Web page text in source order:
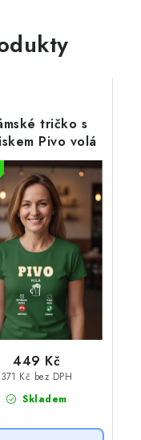
tričko s
Pivo volá
Skladem
371 Kč bez DPH
449 Kč